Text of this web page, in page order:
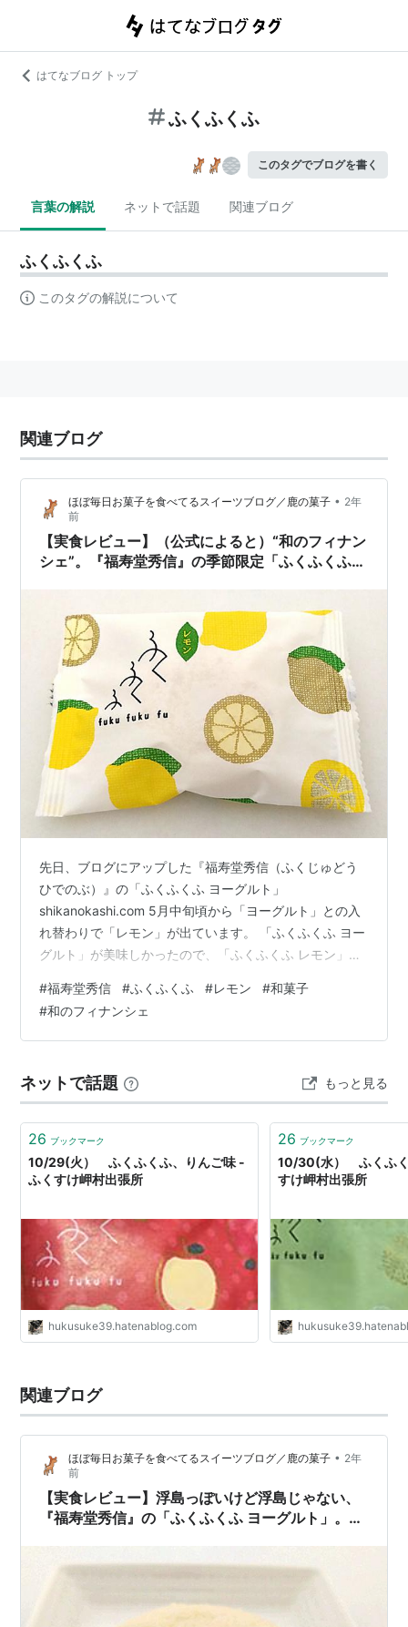
はてなブログ トップ
ふくふくふ
このタグでブログを書く
言葉の解説 ネットで話題 関連ブログ
ふくふくふ
このタグの解説について
関連ブログ
ほぼ毎日お菓子を食べてるスイーツブログ／鹿の菓子 • 2年
前
【実食レビュー】（公式によると）“和のフィナン
シェ”。『福寿堂秀信』の季節限定「ふくふくふ
先日、ブログにアップした『福寿堂秀信（ふくじゅどう
ひでのぶ）』の「ふくふくふ ヨーグルト」
shikanokashi.com 5月中旬頃から「ヨーグルト」との入
れ替わりで「レモン」が出ています。 「ふくふくふ ヨー
グルト」が美味しかったので、「ふくふくふ レモン」も
ります。 製造しているのは 販売店舗 ふくふくふ レモン
ふくふくふ│公式商品紹介 浮島（うきしま）とは？ ふく
ふくふ レモン│公式商品紹介 公式Xの投稿 パッケージ・
子のサイズ 割ってみます いただきます！ Xの口コミ 製
造…
#福寿堂秀信 #ふくふくふ #レモン #和菓子
#和のフィナンシェ
ネットで話題 もっと見る
26 ブックマーク
10/29(火） ふくふくふ、りんご味 -
ふくすけ岬村出張所
hukusuke39.hatenablog.com
26 ブックマーク
10/30(水） ふくふ
すけ岬村出張所
関連ブログ
ほぼ毎日お菓子を食べてるスイーツブログ／鹿の菓子 • 2年
前
【実食レビュー】浮島っぽいけど浮島じゃない、
『福寿堂秀信』の「ふくふくふ ヨーグルト」。日